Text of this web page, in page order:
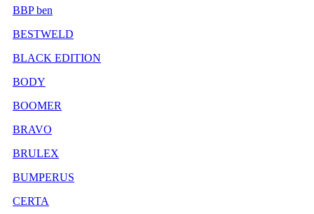
BBP ben
BESTWELD
BLACK EDITION
BODY
BOOMER
BRAVO
BRULEX
BUMPERUS
CERTA